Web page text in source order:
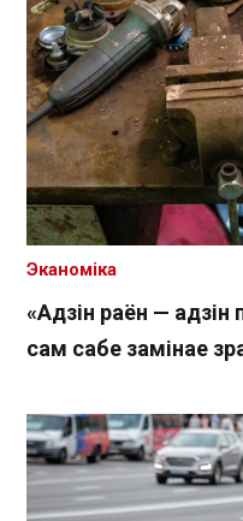
«Адзін раён —
сам сабе замінае
Эканоміка